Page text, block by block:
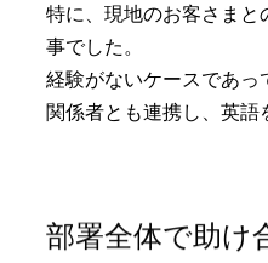
特に、現地のお客さまと
事でした。
経験がないケースであっ
関係者とも連携し、英語
部署全体で助け